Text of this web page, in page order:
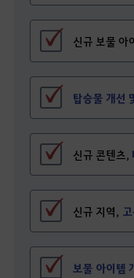
신규 보물 아
탑승물 개선
신규 콘텐츠,
신규 지역,
보물 아이템